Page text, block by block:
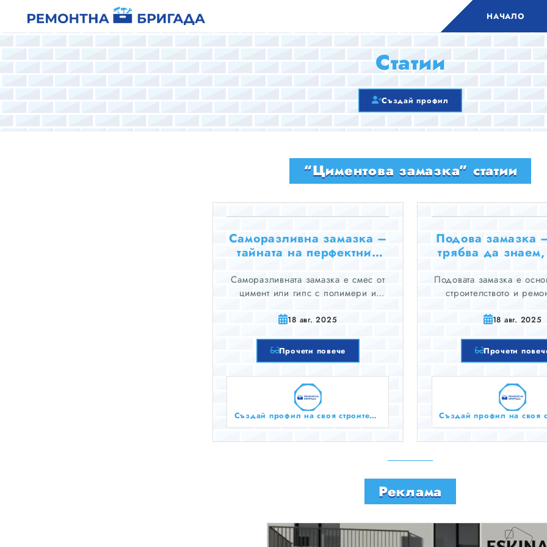
НАЧАЛО
Статии
Създай профил
“Циментова замазка” статии
Саморазливна замазка –
тайната на перфектния
Саморазливната замазка е смес от
цимент или гипс с полимери и
разбъркване се получава течна
самонивелира.
18 авг. 2025
Прочети повече
Създай профил на своя строителен бизнес тук безплатно!
Подова замазка
трябва да
Подовата замазка е
строителството и
устойчива основа за
ключово значение
дълготрайността на пода,
и комфорта в
18 авг. 2025
Прочети
Реклама